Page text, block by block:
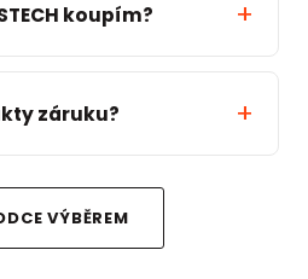
koupím?
záruku?
VÝBĚREM